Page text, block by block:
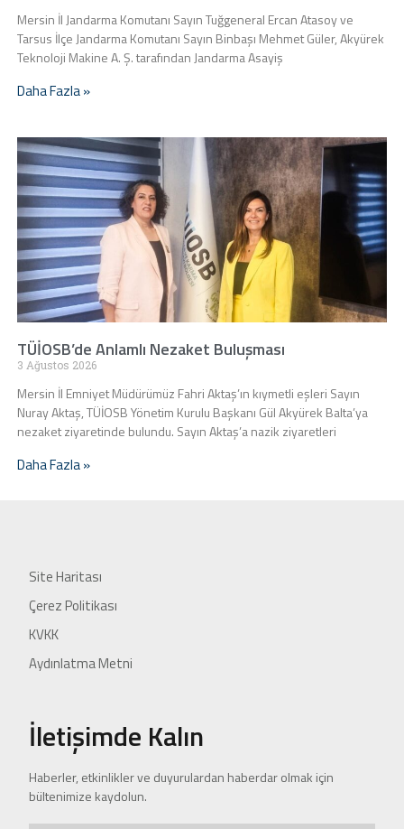
Mersin İl Jandarma Komutanı Sayın Tuğgeneral Ercan Atasoy ve
Tarsus İlçe Jandarma Komutanı Sayın Binbaşı Mehmet Güler, Akyürek
Teknoloji Makine A. Ş. tarafından Jandarma Asayiş
Daha Fazla »
TÜİOSB’de Anlamlı Nezaket Buluşması
3 Ağustos 2026
Mersin İl Emniyet Müdürümüz Fahri Aktaş’ın kıymetli eşleri Sayın
Nuray Aktaş, TÜİOSB Yönetim Kurulu Başkanı Gül Akyürek Balta’ya
nezaket ziyaretinde bulundu. Sayın Aktaş’a nazik ziyaretleri
Daha Fazla »
Site Haritası
Çerez Politikası
KVKK
Aydınlatma Metni
İletişimde Kalın
Haberler, etkinlikler ve duyurulardan haberdar olmak için
bültenimize kaydolun.